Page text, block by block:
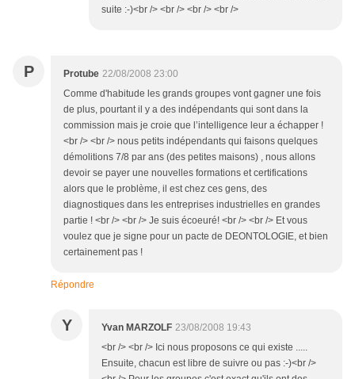
suite :-)<br /> <br /> <br /> <br />
P Protube 22/08/2008 23:00
Comme d'habitude les grands groupes vont gagner une fois
de plus, pourtant il y a des indépendants qui sont dans la
commission mais je croie que l’intelligence leur a échapper !
<br /> <br /> nous petits indépendants qui faisons quelques
démolitions 7/8 par ans (des petites maisons) , nous allons
devoir se payer une nouvelles formations et certifications
alors que le problème, il est chez ces gens, des
diagnostiques dans les entreprises industrielles en grandes
partie ! <br /> <br /> Je suis écoeuré! <br /> <br /> Et vous
voulez que je signe pour un pacte de DEONTOLOGIE, et bien
certainement pas !
Répondre
Y Yvan MARZOLF 23/08/2008 19:43
<br /> <br /> Ici nous proposons ce qui existe .....
Ensuite, chacun est libre de suivre ou pas :-)<br />